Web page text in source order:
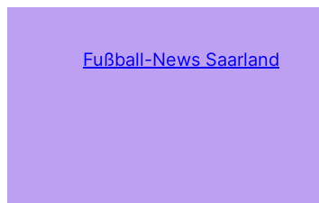
Fußball-News Saarland